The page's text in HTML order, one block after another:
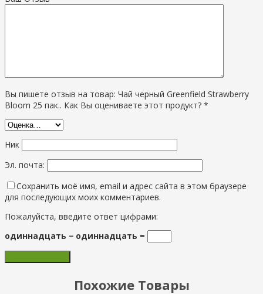
Вы пишете отзыв на товар: Чай черный Greenfield Strawberry
Bloom 25 пак.. Как Вы оцениваете этот продукт? *
Ник
Эл. почта:
Сохранить моё имя, email и адрес сайта в этом браузере
для последующих моих комментариев.
Пожалуйста, введите ответ цифрами:
одиннадцать − одиннадцать =
Похожие Товары